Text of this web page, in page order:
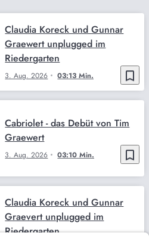
bookmark_border
3. Aug. 2026 03:13 Min.
Claudia Koreck und Gunnar
Graewert unplugged im
Riedergarten
bookmark_border
3. Aug. 2026 03:10 Min.
Cabriolet - das Debüt von Tim
Graewert
Claudia Koreck und Gunnar
Graevert unplugged im
Riedergarten